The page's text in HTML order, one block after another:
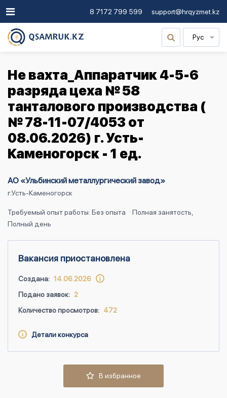
8 7172 799 599 support@hrqyzmet.kz
Рус
Не вахта_Аппаратчик 4-5-6
разряда цеха № 58
танталового производства (
№ 78-11-07/4053 от
08.06.2026) г. Усть-
Каменогорск - 1 ед.
АО «Ульбинский металлургический завод»
г.Усть-Каменогорск
Требуемый опыт работы: Без опыта
Полная занятость,
Полный день
Вакансия приостановлена
Создана: 14.06.2026
Подано заявок: 2
Количество просмотров: 472
Детали конкурса
В избранное